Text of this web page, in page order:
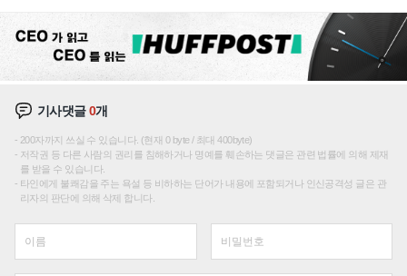
기사댓글0개
200자까지 쓰실 수 있습니다. (현재 0 byte / 최대 400byte)
저작권 등 다른 사람의 권리를 침해하거나 명예를 훼손하는 댓글은 관련 법률에 의해 제재
를 받을 수 있습니다.
타인에게 불쾌감을 주는 욕설 등 비하하는 단어가 내용에 포함되거나 인신공격성 글은 관
리자의 판단에 의해 삭제 합니다.